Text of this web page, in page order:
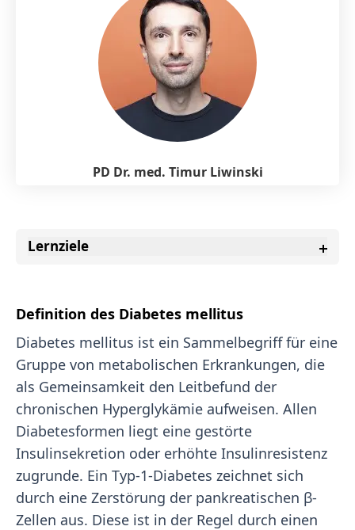
PD Dr. med. Timur Liwinski
Lernziele
Definition des Diabetes mellitus
Diabetes mellitus ist ein Sammelbegriff für eine
Gruppe von metabolischen Erkrankungen, die
als Gemeinsamkeit den Leitbefund der
chronischen Hyperglykämie aufweisen. Allen
Diabetesformen liegt eine gestörte
Insulinsekretion oder erhöhte Insulinresistenz
zugrunde. Ein Typ-1-Diabetes zeichnet sich
durch eine Zerstörung der pankreatischen β-
Zellen aus. Diese ist in der Regel durch einen